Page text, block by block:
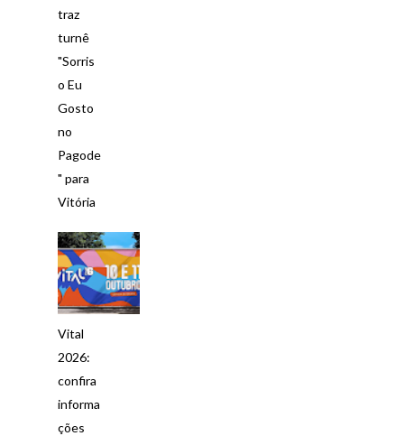
traz
turnê
"Sorris
o Eu
Gosto
no
Pagode
" para
Vitória
Vital
2026:
confira
informa
ções